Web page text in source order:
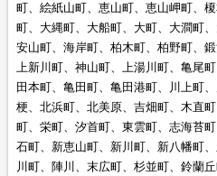
町、絵紙山町、恵山町、恵山岬町、
町、大縄町、大船町、大町、大澗町
安山町、海岸町、柏木町、柏野町、
上新川町、神山町、上湯川町、亀尾
田本町、亀田町、亀田港町、川上町
梗、北浜町、北美原、吉畑町、木直
町、栄町、汐首町、東雲町、志海苔
石町、新恵山町、新川町、新八幡町
川町、陣川、末広町、杉並町、鈴蘭